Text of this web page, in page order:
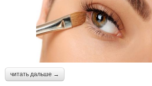
читать дальше →